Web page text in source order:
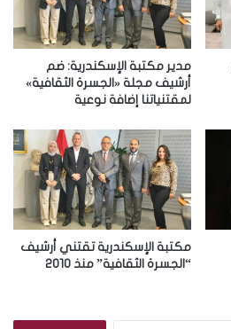
مدير مكتبة الإسكندرية: ضم
أرشيف مجلة «الجسرة الثقافية»
لمقتنياتنا إضافة نوعية
مكتبة الإسكندرية تقتني أرشيف
“الجسرة الثقافية” منذ 2010